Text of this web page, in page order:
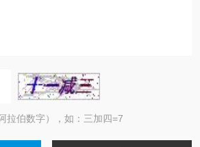
拉伯数字），如：三加四=7